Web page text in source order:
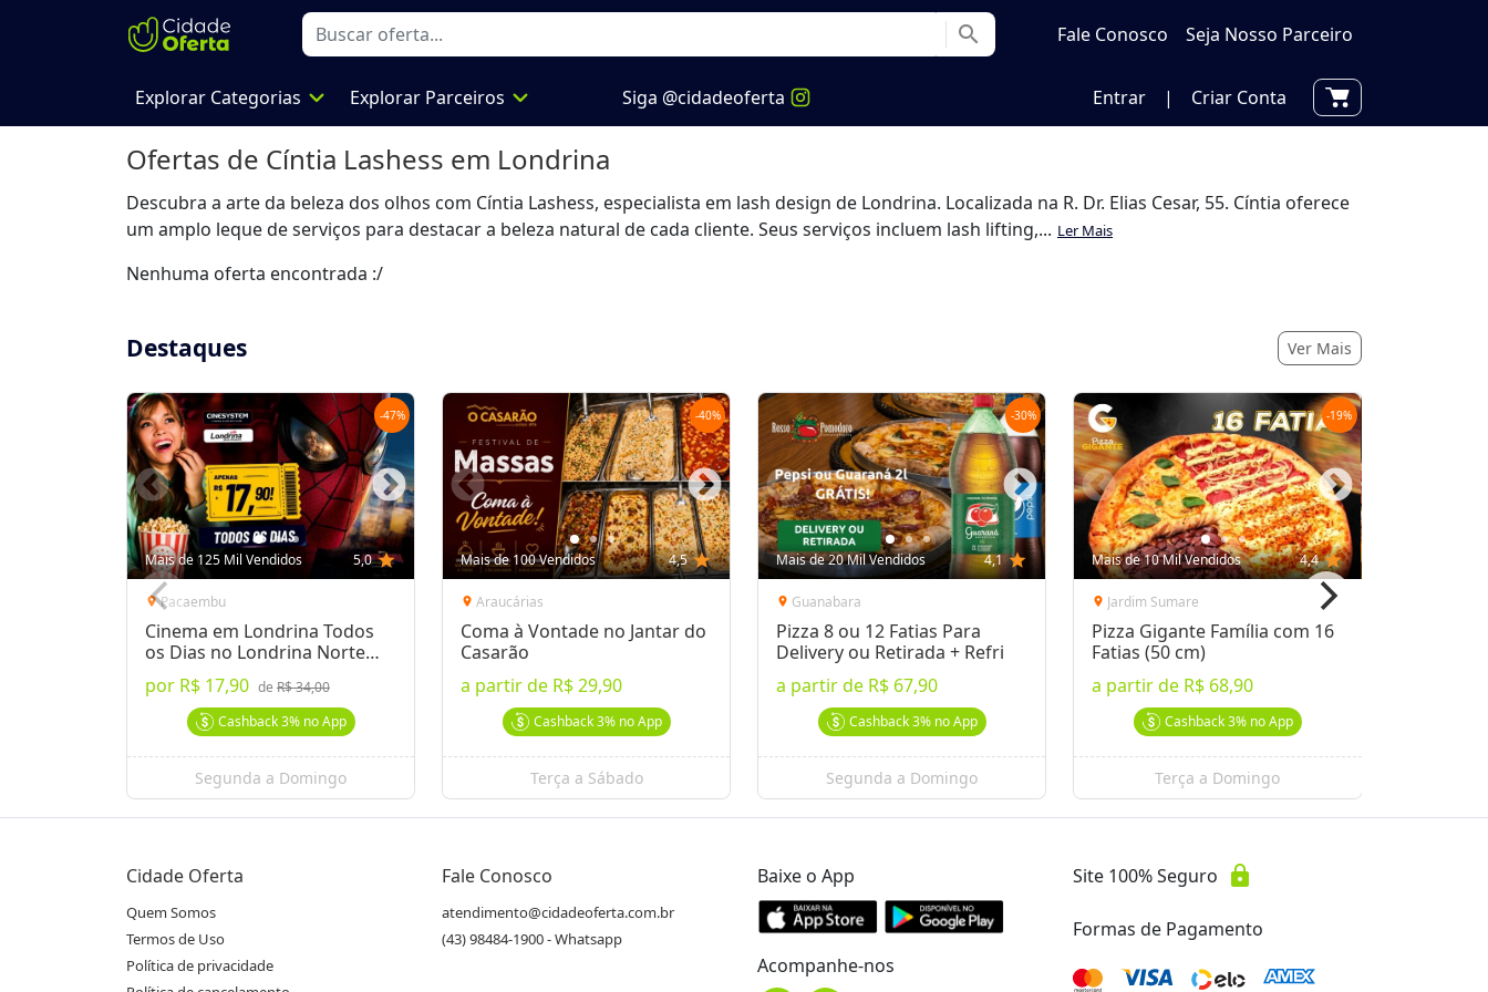
search Fale Conosco Seja Nosso Parceiro
Explorar Categorias expand_more Explorar Parceiros expand_more Siga @cidadeoferta Entrar | Criar Conta
Ofertas de Cíntia Lashess em Londrina
Descubra a arte da beleza dos olhos com Cíntia Lashess, especialista em lash design de Londrina. Localizada na R. Dr. Elias Cesar, 55. Cíntia oferece
um amplo leque de serviços para destacar a beleza natural de cada cliente. Seus serviços incluem lash lifting,... Ler Mais
Nenhuma oferta encontrada :/
Destaques Ver Mais
-47%
Mais de 125 Mil Vendidos 5,0 star
location_onPacaembu
Cinema em Londrina Todos
os Dias no Londrina Norte
Shop.
por R$ 17,90 de R$ 34,00
Cashback3%no App
Segunda a Domingo
-40%
Mais de 100 Vendidos 4,5 star
location_on Araucárias
Coma à Vontade no Jantar do
Casarão
a partir de R$ 29,90
Cashback3%no App
Terça a Sábado
-30%
Mais de 20 Mil Vendidos 4,1 star
location_on Guanabara
Pizza 8 ou 12 Fatias Para
Delivery ou Retirada + Refri
a partir de R$ 67,90
Cashback3%no App
Segunda a Domingo
-19%
Mais de 10 Mil Vendidos 4,4 star
location_on Jardim Sumare
Pizza Gigante Família com 16
Fatias (50 cm)
a partir de R$ 68,90
Cashback3%no App
Terça a Domingo
Cidade Oferta
Quem Somos
Termos de Uso
Política de privacidade
Fale Conosco
atendimento@cidadeoferta.com.br
(43) 98484-1900 - Whatsapp
Baixe o App
Acompanhe-nos
Site 100% Seguro lock
Formas de Pagamento